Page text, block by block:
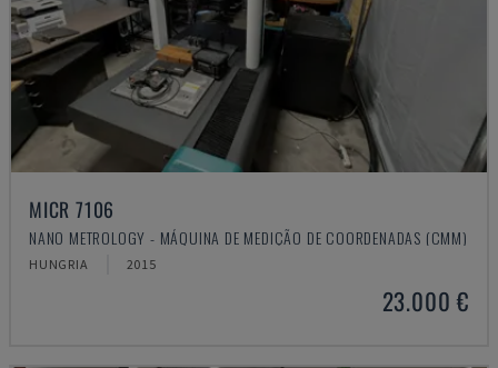
MICR 7106
NANO METROLOGY - MÁQUINA DE MEDIÇÃO DE COORDENADAS (CMM)
HUNGRIA 2015
23.000 €